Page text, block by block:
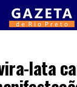
lata